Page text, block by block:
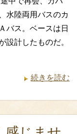
水陸両用バスのカ
バス。ベースは日
設計したものだ。
続きを読む